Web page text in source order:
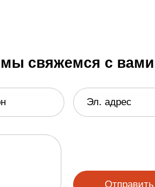
свяжемся с вами
Эл. адрес
Отправить